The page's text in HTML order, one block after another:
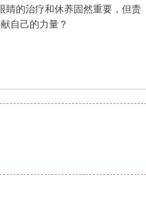
睛的治疗和休养固然重要，但责
自己的力量？